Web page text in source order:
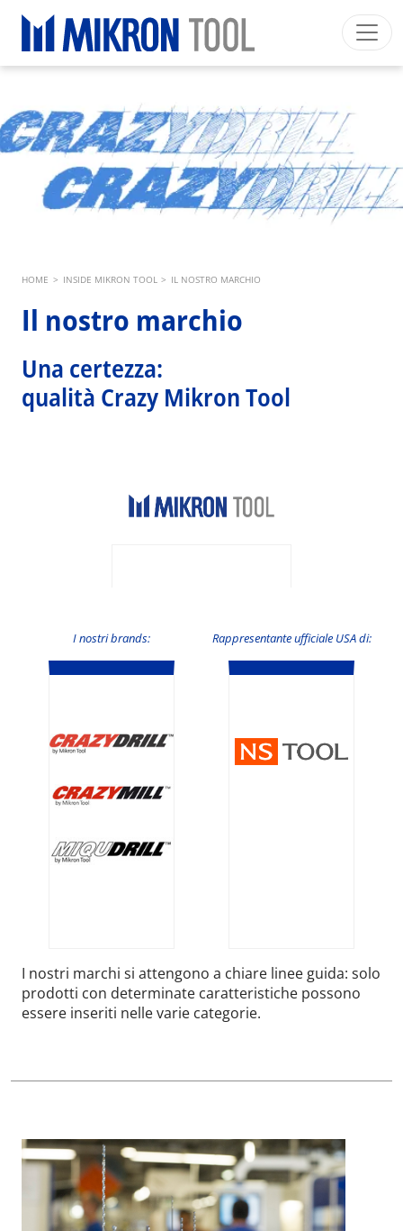
Italiano Area riservata Download
Main navigation
SETTORI INDUSTRIALI
PRODOTTI
INSIDE MIKRON TOOL
Breadcrumb
HOME > INSIDE MIKRON TOOL > IL NOSTRO MARCHIO
Il nostro marchio
Una certezza:
qualità Crazy Mikron Tool
I nostri brands: Rappresentante ufficiale USA di:
I nostri marchi si attengono a chiare linee guida: solo
prodotti con determinate caratteristiche possono
essere inseriti nelle varie categorie.